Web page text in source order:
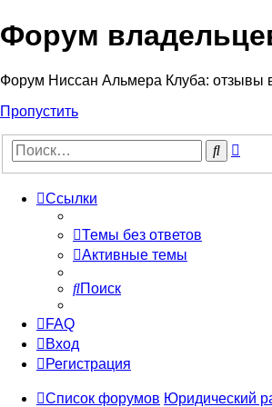
Форум
Форум Ниссан Альмера Клуба: отзывы
Пропустить
Поиск
Ссылки
Темы без ответов
Активные темы
Поиск
FAQ
Вход
Регистрация
Список форумов Юридический